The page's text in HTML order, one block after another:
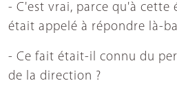
- C'est vrai, parce qu'à cette
était appelé à répondre là-
- Ce fait était-il connu du
de la direction ?